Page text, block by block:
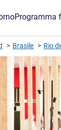
Programma
Brasile Rio